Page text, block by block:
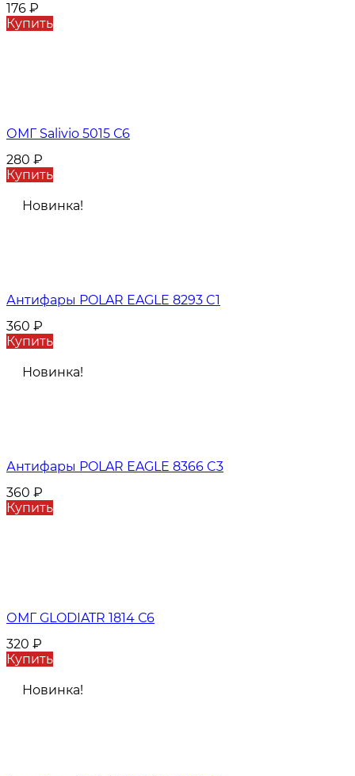
176 ₽
Купить
ОМГ Salivio 5015 С6
280 ₽
Купить
Новинка!
Антифары POLAR EAGLE 8293 C1
360 ₽
Купить
Новинка!
Антифары POLAR EAGLE 8366 C3
360 ₽
Купить
ОМГ GLODIATR 1814 С6
320 ₽
Купить
Новинка!